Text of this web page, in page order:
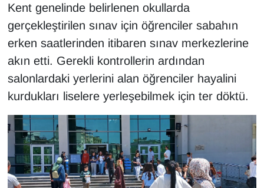
Kent genelinde belirlenen okullarda
gerçekleştirilen sınav için öğrenciler sabahın
erken saatlerinden itibaren sınav merkezlerine
akın etti. Gerekli kontrollerin ardından
salonlardaki yerlerini alan öğrenciler hayalini
kurdukları liselere yerleşebilmek için ter döktü.
Kültür & Sanat
KURDÎ
MAGAZİN
MEDYA
ONE EKONOMİ
POLİTİKA